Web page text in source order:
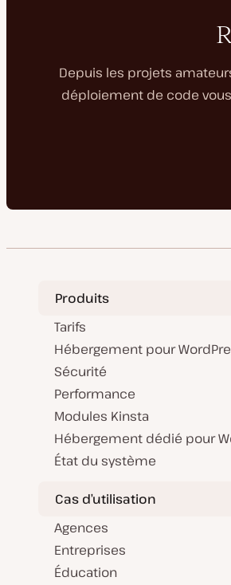
Depuis les projets
déploiement de code
Produits
Tarifs
Hébergement pour
Sécurité
Performance
Modules Kinsta
Hébergement dédié pour
État du système
Cas d’utilisation
Agences
Entreprises
Éducation